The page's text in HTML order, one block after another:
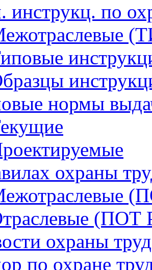
инструкц. по
нормы
охраны
(ПОТ
охраны
по охране